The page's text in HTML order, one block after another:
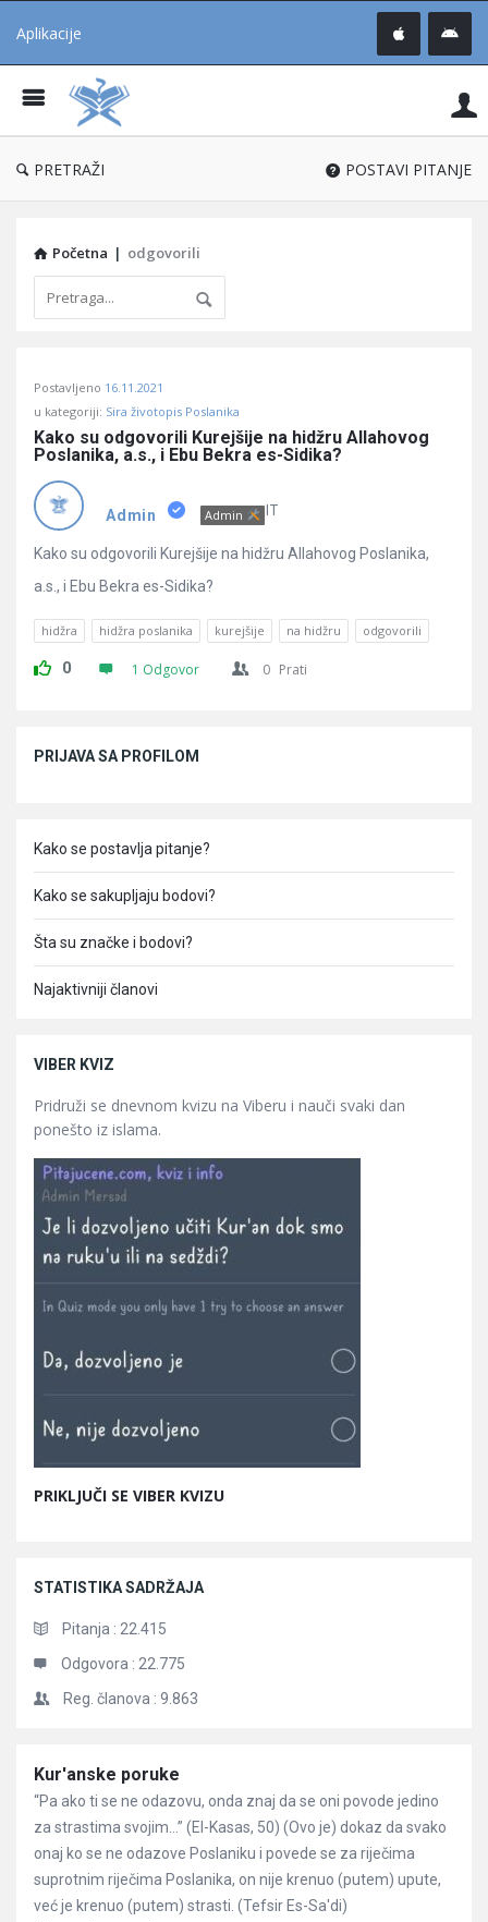
Aplikacije
®
PRETRAŽI POSTAVI PITANJE
Početna | odgovorili
Učene
Latest
Pitanja
Postavljeno 16.11.2021
u kategoriji: Sira životopis Poslanika
Kako su odgovorili Kurejšije na hidžru Allahovog
Poslanika, a.s., i Ebu Bekra es-Sidika?
Admin Admin IT
Kako su odgovorili Kurejšije na hidžru Allahovog Poslanika,
a.s., i Ebu Bekra es-Sidika?
hidžra hidžra poslanika kurejšije na hidžru odgovorili
0 1 Odgovor 0 Prati
PRIJAVA SA PROFILOM
Kako se postavlja pitanje?
Kako se sakupljaju bodovi?
Šta su značke i bodovi?
Najaktivniji članovi
VIBER KVIZ
Pridruži se dnevnom kvizu na Viberu i nauči svaki dan
ponešto iz islama.
PRIKLJUČI SE VIBER KVIZU
STATISTIKA SADRŽAJA
Pitanja : 22.415
Odgovora : 22.775
Reg. članova : 9.863
Članci
Kur'anske poruke
“Pa ako ti se ne odazovu, onda znaj da se oni povode jedino
za strastima svojim…” (El-Kasas, 50) (Ovo je) dokaz da svako
onaj ko se ne odazove Poslaniku i povede se za riječima
suprotnim riječima Poslanika, on nije krenuo (putem) upute,
već je krenuo (putem) strasti. (Tefsir Es-Sa'di)